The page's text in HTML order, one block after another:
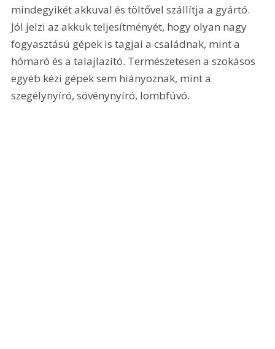
mindegyikét akkuval és töltővel szállítja a gyártó.
Jól jelzi az akkuk teljesítményét, hogy olyan nagy
fogyasztású gépek is tagjai a családnak, mint a
hómaró és a talajlazító. Természetesen a szokásos
egyéb kézi gépek sem hiányoznak, mint a
szegélynyíró, sövénynyíró, lombfúvó.